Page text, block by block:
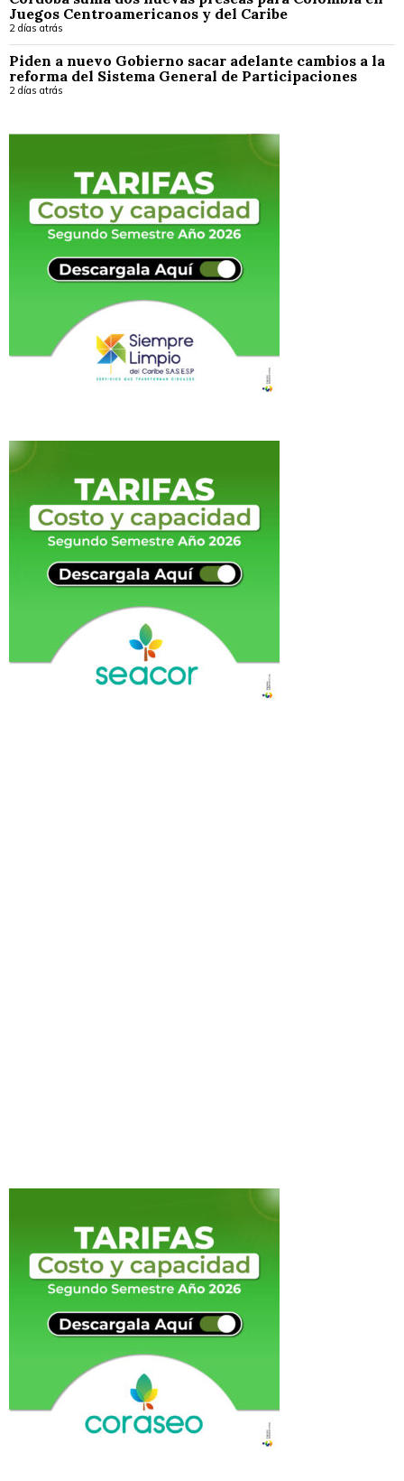
Juegos Centroamericanos y del Caribe
2 días atrás
Piden a nuevo Gobierno sacar adelante cambios a la
reforma del Sistema General de Participaciones
2 días atrás